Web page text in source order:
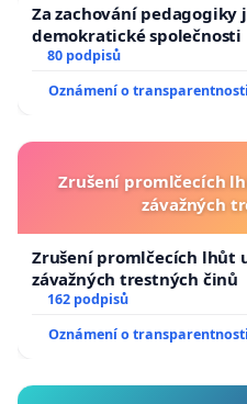
Za zachování pedagogiky
demokratické společnosti
80 podpisů
Oznámení o transparentnosti
Zrušení promlčecích
závažných
Zrušení promlčecích lhůt
závažných trestných činů
162 podpisů
Oznámení o transparentnosti